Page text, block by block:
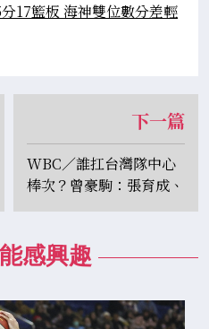
17籃板 海神雙位數分差輕
下一篇
WBC／誰扛台灣隊中心
棒次？曾豪駒：張育成、
陳子豪等人都是選項
感興趣